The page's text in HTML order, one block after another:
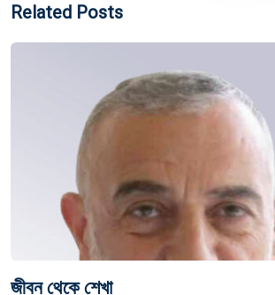
Related Posts
জীবন থেকে শেখা